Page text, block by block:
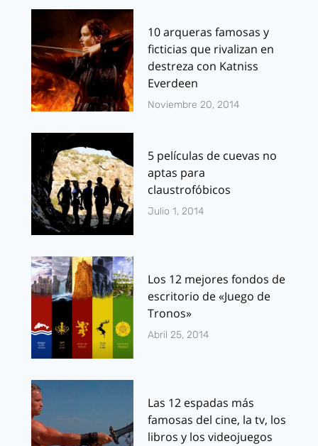
10 arqueras famosas y
ficticias que rivalizan en
destreza con Katniss
Everdeen
Noviembre 20, 2014
5 películas de cuevas no
aptas para
claustrofóbicos
Julio 1, 2014
Los 12 mejores fondos de
escritorio de «Juego de
Tronos»
Abril 25, 2014
Las 12 espadas más
famosas del cine, la tv, los
libros y los videojuegos